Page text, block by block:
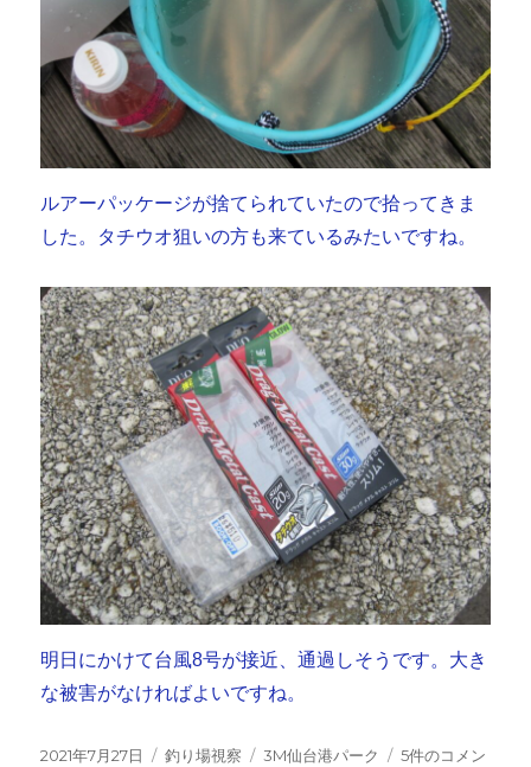
ルアーパッケージが捨てられていたので拾ってきま
した。タチウオ狙いの方も来ているみたいですね。
明日にかけて台風8号が接近、通過しそうです。大き
な被害がなければよいですね。
投
2021年7月27日
カ
釣り場視察
タ
3M仙台港パーク
台
5件のコメン